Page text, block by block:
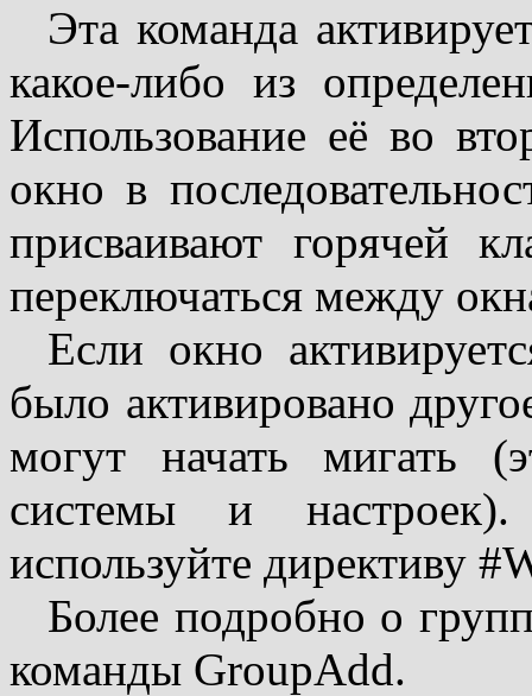
Эта команда
какое-либо из
Использование её во
окно в
присваивают горячей
переключаться между
Если окно
было активировано
могут начать мигать
системы и
используйте директиву
Более подробно о
команды GroupAdd.